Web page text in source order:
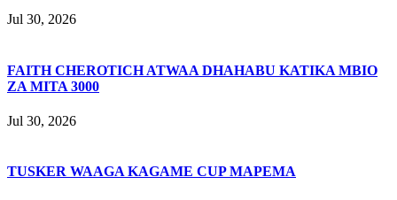
Jul 30, 2026
FAITH CHEROTICH ATWAA DHAHABU KATIKA MBIO
ZA MITA 3000
Jul 30, 2026
TUSKER WAAGA KAGAME CUP MAPEMA